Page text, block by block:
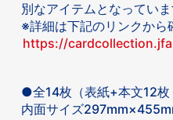
別なアイテムとなっていま
※詳細は下記のリンクから
https://
●全14枚（表紙+本文12枚
内面サイズ